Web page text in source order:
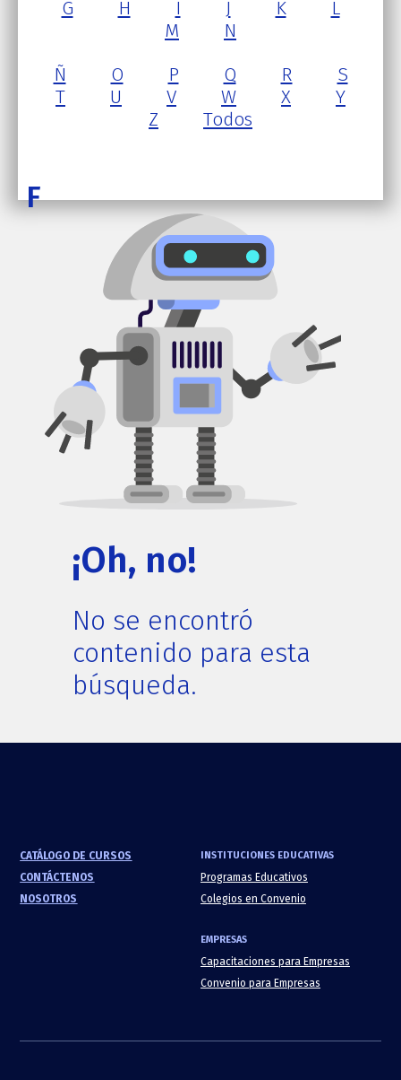
G
H I J K
L
M
N
Ñ
O P Q R
S
T
U V W X
Y
Z
Todos
F
¡Oh, no!
No se encontró
contenido para esta
búsqueda.
CATÁLOGO DE CURSOS
CONTÁCTENOS
NOSOTROS
INSTITUCIONES EDUCATIVAS
Programas Educativos
Colegios en Convenio
EMPRESAS
Capacitaciones para Empresas
Convenio para Empresas